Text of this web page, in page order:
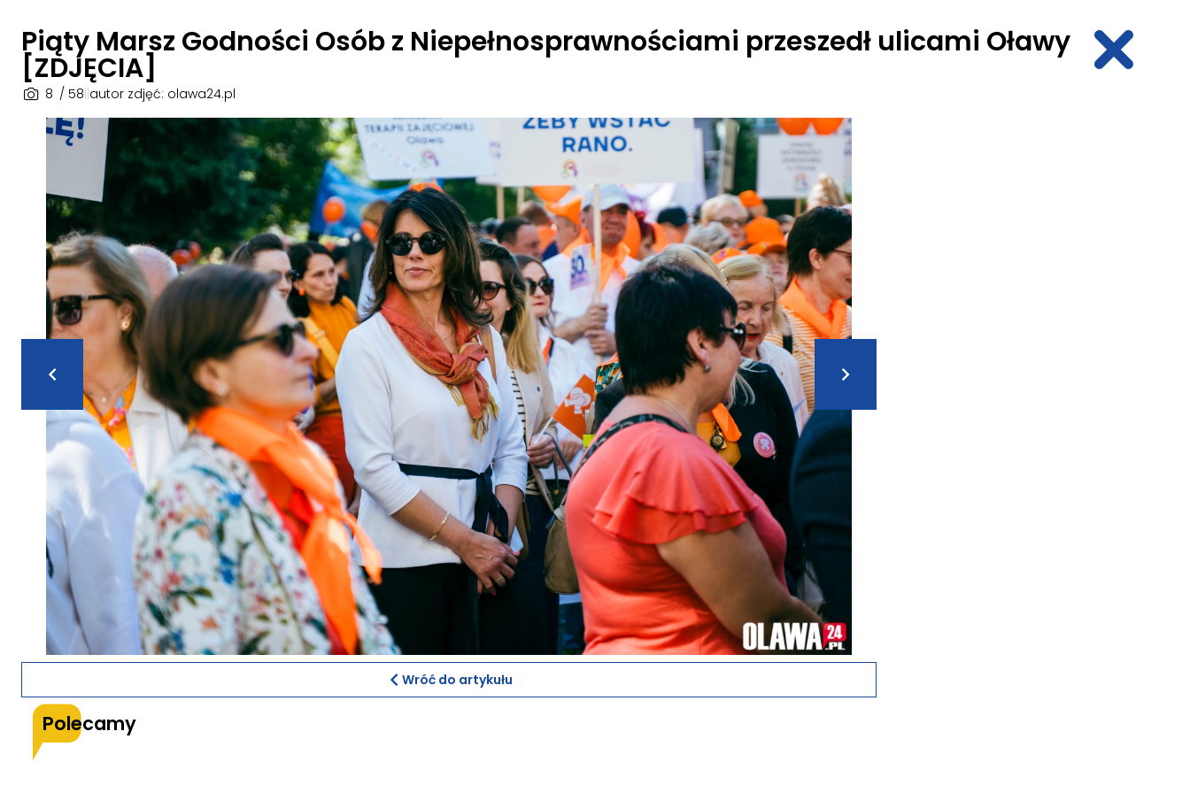
Piąty Marsz Godności Osób z Niepełnosprawnościami przeszedł ulicami Oławy
[ZDJĘCIA]
8 / 58 autor zdjęć: olawa24.pl
Wróć do artykułu
Polecamy